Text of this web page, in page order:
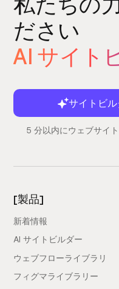
ださい
AI サイト
サイトビ
5 分以内にウェブサイ
[製品]
新着情報
AI サイトビルダー
ウェブフローライブラリ
フィグマライブラリー